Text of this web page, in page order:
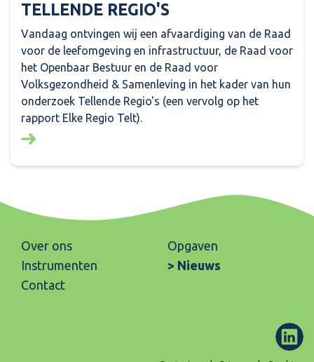
TELLENDE REGIO'S
Vandaag ontvingen wij een afvaardiging van de Raad
voor de leefomgeving en infrastructuur, de Raad voor
het Openbaar Bestuur en de Raad voor
Volksgezondheid & Samenleving in het kader van hun
onderzoek Tellende Regio's (een vervolg op het
rapport Elke Regio Telt).
Lees meer over: Tellende regio's
Over ons
Opgaven
Instrumenten
Nieuws
Contact